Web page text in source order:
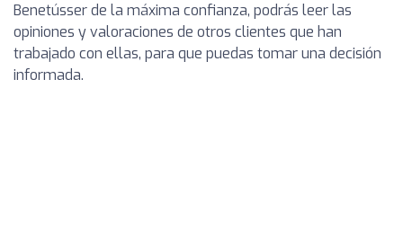
Benetússer de la máxima confianza, podrás leer las
opiniones y valoraciones de otros clientes que han
trabajado con ellas, para que puedas tomar una decisión
informada.